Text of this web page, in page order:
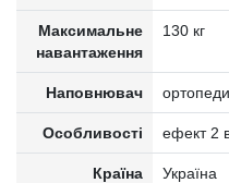
Максимальне
навантаження
130 кг
Наповнювач
Особливості ефект 2
Країна
Україна